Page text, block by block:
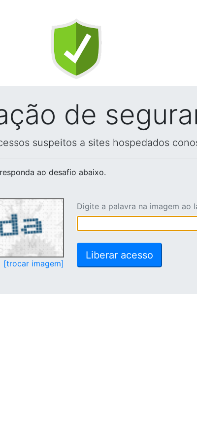
de
suspeitos a sites hospedados
ao desafio abaixo.
[trocar imagem]
Digite a palavra na imagem ao